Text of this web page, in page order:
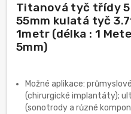
Titanová tyč třídy
55mm kulatá tyč
1metr (délka : 1
5mm)
Možné aplikace:
(chirurgické implantáty);
(sonotrody a různé